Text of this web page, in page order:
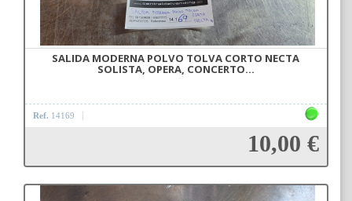
SALIDA MODERNA POLVO TOLVA CORTO NECTA
SOLISTA, OPERA, CONCERTO...
Ref. 14169
10,00 €